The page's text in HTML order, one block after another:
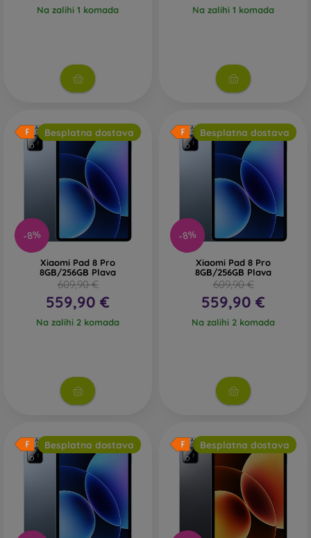
Na zalihi 1 komada Na zalihi 1 komada
-8%
Besplatna dostava
Xiaomi Pad 8 Pro
8GB/256GB Plava
609,90 €
559,90 €
Na zalihi 2 komada
-8%
Besplatna dostava
Xiaomi Pad 8 Pro
8GB/256GB Plava
609,90 €
559,90 €
Na zalihi 2 komada
Besplatna dostava Besplatna dostava